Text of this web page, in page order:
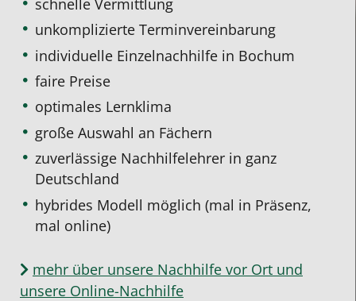
unkomplizierte Terminvereinbarung
individuelle Einzelnachhilfe in Bochum
faire Preise
optimales Lernklima
große Auswahl an Fächern
zuverlässige Nachhilfelehrer in ganz
Deutschland
hybrides Modell möglich (mal in Präsenz,
mal online)
mehr über unsere Nachhilfe vor Ort und
unsere Online-Nachhilfe